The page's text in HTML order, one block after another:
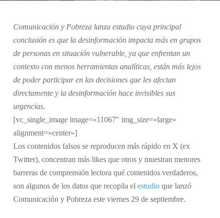
Comunicación y Pobreza lanza estudio cuya principal
conclusión es que la desinformación impacta más en grupos
de personas en situación vulnerable, ya que enfrentan un
contexto con menos herramientas analíticas, están más lejos
de poder participar en las decisiones que les afectan
directamente y la desinformación hace invisibles sus
urgencias.
[vc_single_image image=»11067″ img_size=»large»
alignment=»center»]
Los contenidos falsos se reproducen más rápido en X (ex
Twitter), concentran más likes que otros y muestran menores
barreras de comprensión lectora qué contenidos verdaderos,
son algunos de los datos que recopila el estudioque lanzó
Comunicación y Pobreza este viernes 29 de septiembre.